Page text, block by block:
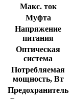
Макс. ток
Муфта
Напряжение
питания
Оптическая
система
Потребляемая
мощность, Вт
Предохранитель